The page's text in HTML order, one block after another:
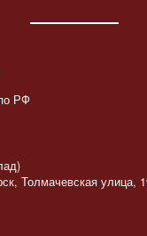
РФ
Толмачевская улица,